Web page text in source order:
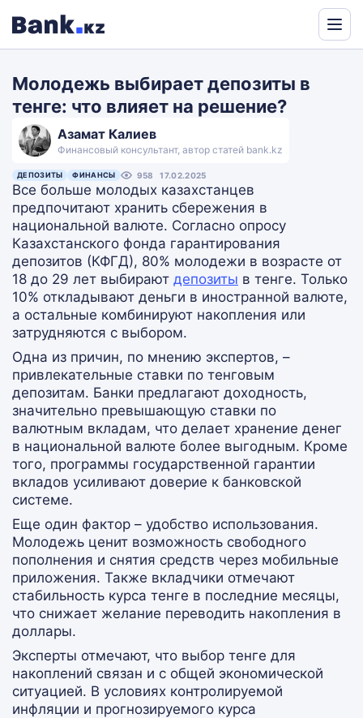
Translate
Молодежь выбирает депозиты в
тенге: что влияет на решение?
Азамат Калиев
Финансовый консультант, автор статей bank.kz
ДЕПОЗИТЫ ФИНАНСЫ 958 17.02.2025
Все больше молодых казахстанцев
предпочитают хранить сбережения в
национальной валюте. Согласно опросу
Казахстанского фонда гарантирования
депозитов (КФГД), 80% молодежи в возрасте от
18 до 29 лет выбирают депозиты в тенге. Только
10% откладывают деньги в иностранной валюте,
а остальные комбинируют накопления или
затрудняются с выбором.
Одна из причин, по мнению экспертов, –
привлекательные ставки по тенговым
депозитам. Банки предлагают доходность,
значительно превышающую ставки по
валютным вкладам, что делает хранение денег
в национальной валюте более выгодным. Кроме
того, программы государственной гарантии
вкладов усиливают доверие к банковской
системе.
Еще один фактор – удобство использования.
Молодежь ценит возможность свободного
пополнения и снятия средств через мобильные
приложения. Также вкладчики отмечают
стабильность курса тенге в последние месяцы,
что снижает желание переводить накопления в
доллары.
Эксперты отмечают, что выбор тенге для
накоплений связан и с общей экономической
ситуацией. В условиях контролируемой
инфляции и прогнозируемого курса